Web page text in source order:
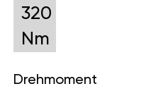
320
Nm
Drehmoment